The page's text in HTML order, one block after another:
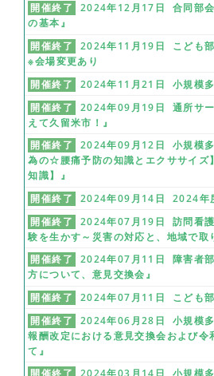
開催終了
2024年12月17日 合同部
の基本』
開催終了
2024年11月19日 こども
※会場変更あり
開催終了
2024年11月21日 小規模多
開催終了
2024年09月19日 通所サ
えて久留米市！』
開催終了
2024年09月12日 小規模
為の☆腰痛予防の知識とエクササイズ
知識】』
開催終了
2024年09月14日 2024年
開催終了
2024年07月19日 訪問看
験を生かす～災害の対応と、地域で取
開催終了
2024年07月11日 障害者
方について、意見交換会』
開催終了
2024年07月11日 こども部
開催終了
2024年06月28日 小規模
報酬改定における意見交換会および
て』